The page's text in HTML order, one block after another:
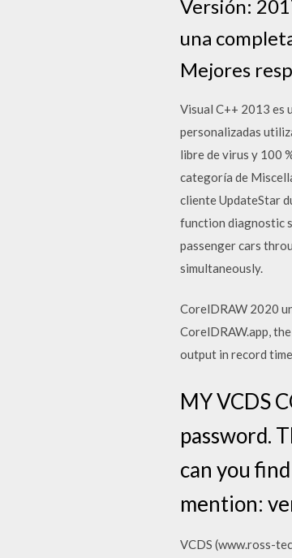
Versión:
una
Mejores
Visual C++ 2013 es
personalizadas
libre de virus y 100
categoría de
cliente UpdateStar
function diagnostic
passenger cars
simultaneously.
CorelDRAW 2020
CorelDRAW.app,
output in record
MY VCDS
password.
can you
mention:
VCDS (www.ross-